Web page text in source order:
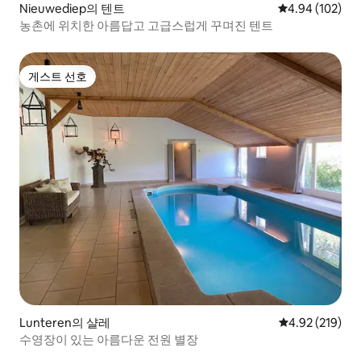
Nieuwediep의 텐트 평점 4.94점(5
4.94 (102)
농촌에 위치한 아름답고 고급스럽게 꾸며진 텐트
게스트 선호
게스트 선호
Lunteren의 샬레 평점 4.92점(5
4.92 (219)
수영장이 있는 아름다운 전원 별장